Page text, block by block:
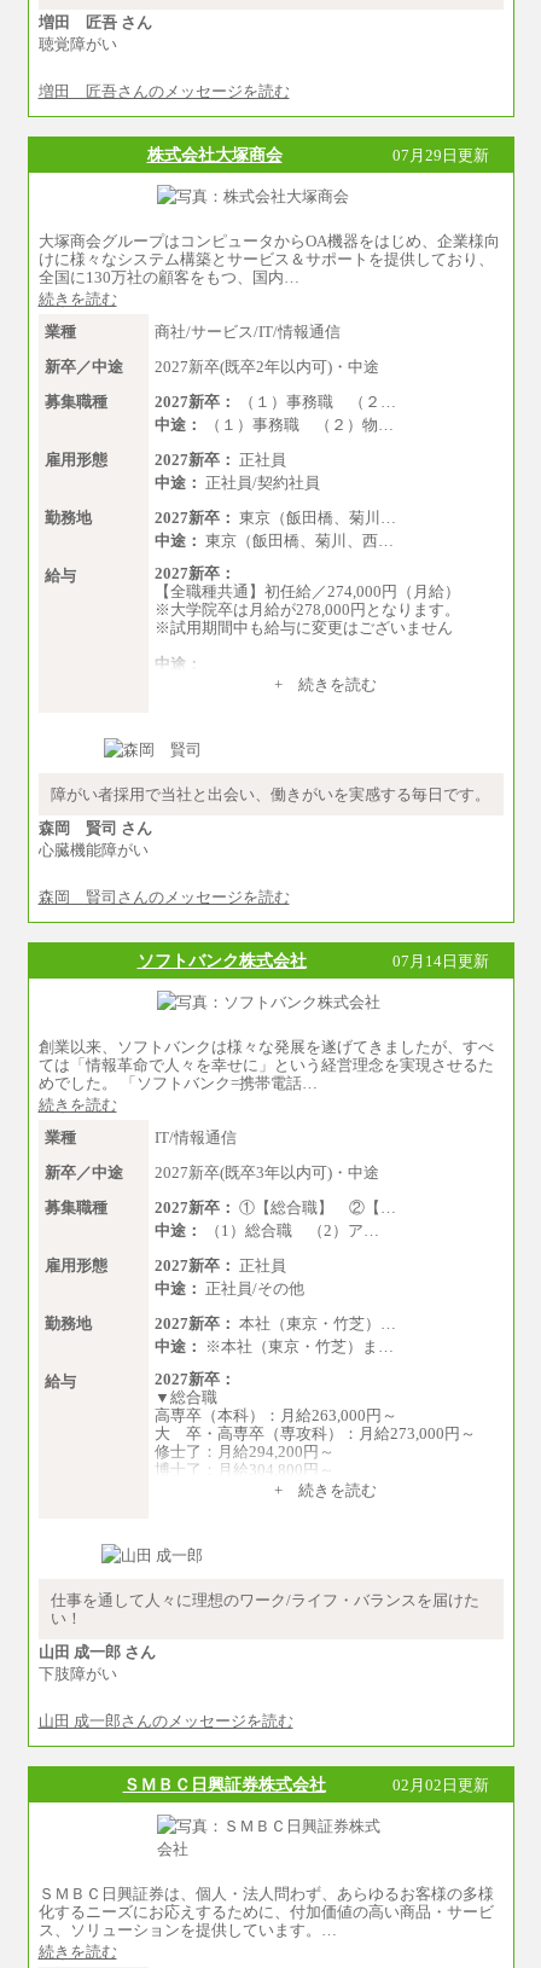
増田 匠吾 さん
聴覚障がい
増田 匠吾さんのメッセージを読む
株式会社大塚商会 07月29日更新
大塚商会グループはコンピュータからOA機器をはじめ、企業様向
けに様々なシステム構築とサービス＆サポートを提供しており、
全国に130万社の顧客をもつ、国内…
続きを読む
業種
商社/サービス/IT/情報通信
新卒／中途
2027新卒(既卒2年以内可)・中途
募集職種
2027新卒：
（１）事務職 （２…
中途：
（１）事務職 （２）物…
雇用形態
2027新卒： 正社員
中途： 正社員/契約社員
勤務地
2027新卒： 東京（飯田橋、菊川…
中途： 東京（飯田橋、菊川、西…
給与
2027新卒：
【全職種共通】初任給／274,000円（月給）
※大学院卒は月給が278,000円となります。
※試用期間中も給与に変更はございません
中途：
（１）～（４）274,000円（月給）～
※業務内容・勤務形態に応じて、上記給与の範
※試用期間中も給与に変更はございません
+ 続きを読む
障がい者採用で当社と出会い、働きがいを実感する毎日です。
森岡 賢司 さん
心臓機能障がい
森岡 賢司さんのメッセージを読む
ソフトバンク株式会社 07月14日更新
創業以来、ソフトバンクは様々な発展を遂げてきましたが、すべ
ては「情報革命で人々を幸せに」という経営理念を実現させるた
めでした。 「ソフトバンク=携帯電話…
続きを読む
業種
IT/情報通信
新卒／中途
2027新卒(既卒3年以内可)・中途
募集職種
2027新卒： ①【総合職】 ②【…
中途：
（1）総合職 （2）ア…
雇用形態
2027新卒： 正社員
中途： 正社員/その他
勤務地
2027新卒： 本社（東京・竹芝）…
中途：
※本社（東京・竹芝）ま…
給与
2027新卒：
▼総合職
高専卒（本科）：月給263,000円～
大 卒・高専卒（専攻科）：月給273,000円～
修士了：月給294,200円～
博士了：月給304,800円～
ず個別設定することがあります
▼アソシエイト職
全職種2025年度実績
中途：
※経験、能力を考慮の上、当社規定により
優遇いたします
※自己成長支援金(10,000円）を含む
※別途、Workstyle支援金(月額4,000円）
+ 続きを読む
仕事を通して人々に理想のワーク/ライフ・バランスを届けた
い！
山田 成一郎 さん
下肢障がい
山田 成一郎さんのメッセージを読む
ＳＭＢＣ日興証券株式会社 02月02日更新
ＳＭＢＣ日興証券は、個人・法人問わず、あらゆるお客様の多様
化するニーズにお応えするために、付加価値の高い商品・サービ
ス、ソリューションを提供しています。…
続きを読む